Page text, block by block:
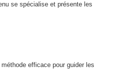
se spécialise et présente les
efficace pour guider les